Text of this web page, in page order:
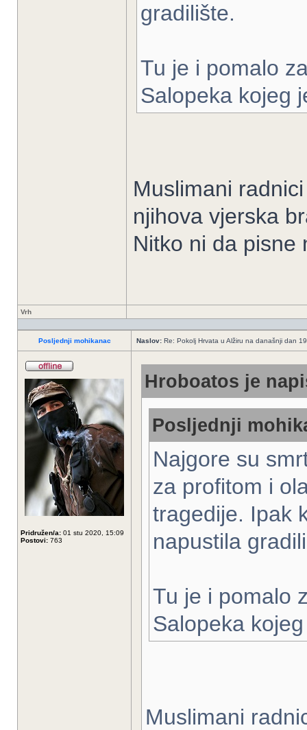
gradilište.
Tu je i pomalo
Salopeka kojeg
Muslimani
njihova vjerska
Nitko ni da pisne
Vrh
Posljednji mohikanac Naslov: Re: Pokolj Hrvata u Alžiru na današnji dan
Pridružen/a: 01 stu 2020, 15:09
Postovi: 763
Hroboatos je
Posljednji
Najgore su
za profitom i
tragedije. Ipak
napustila
Tu je i pomalo
Salopeka
Muslimani